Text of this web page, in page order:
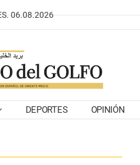
06.08.2026
DEPORTES OPINIÓN